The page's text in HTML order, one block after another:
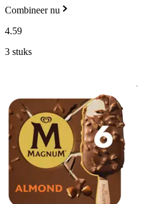
Combineer nu
4.59
3 stuks